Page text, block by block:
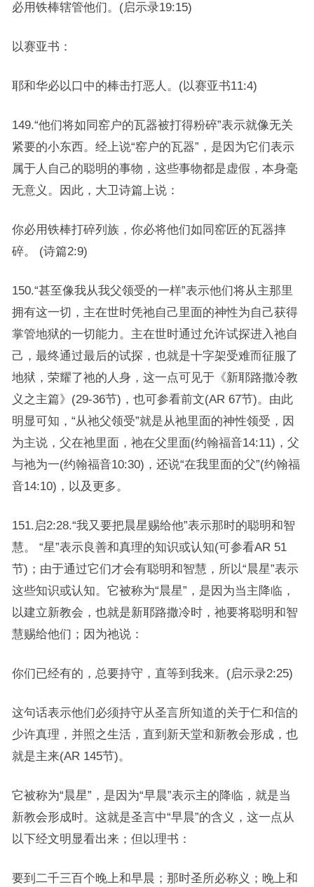
必用铁棒辖管他们。(启示录19:15)
以赛亚书：
耶和华必以口中的棒击打恶人。(以赛亚书11:4)
149.“他们将如同窑户的瓦器被打得粉碎”表示就像无关
紧要的小东西。经上说“窑户的瓦器”，是因为它们表示
属于人自己的聪明的事物，这些事物都是虚假，本身毫
无意义。因此，大卫诗篇上说：
你必用铁棒打碎列族，你必将他们如同窑匠的瓦器摔
碎。 (诗篇2:9)
150.“甚至像我从我父领受的一样”表示他们将从主那里
拥有这一切，主在世时凭祂自己里面的神性为自己获得
掌管地狱的一切能力。主在世时通过允许试探进入祂自
己，最终通过最后的试探，也就是十字架受难而征服了
地狱，荣耀了祂的人身，这一点可见于《新耶路撒冷教
义之主篇》(29-36节)，也可参看前文(AR 67节)。由此
明显可知，“从祂父领受”就是从祂里面的神性领受，因
为主说，父在祂里面，祂在父里面(约翰福音14:11)，父
与祂为一(约翰福音10:30)，还说“在我里面的父”(约翰福
音14:10)，以及更多。
151.启2:28.“我又要把晨星赐给他”表示那时的聪明和智
慧。 “星”表示良善和真理的知识或认知(可参看AR 51
节)；由于通过它们才会有聪明和智慧，所以“晨星”表示
这些知识或认知。它被称为“晨星”，是因为当主降临，
以建立新教会，也就是新耶路撒冷时，祂要将聪明和智
慧赐给他们；因为祂说：
你们已经有的，总要持守，直等到我来。(启示录2:25)
这句话表示他们必须持守从圣言所知道的关于仁和信的
少许真理，并照之生活，直到新天堂和新教会形成，也
就是主来(AR 145节)。
它被称为“晨星”，是因为“早晨”表示主的降临，就是当
新教会形成时。这就是圣言中“早晨”的含义，这一点从
以下经文明显看出来；但以理书：
要到二千三百个晚上和早晨；那时圣所必称义；晚上和